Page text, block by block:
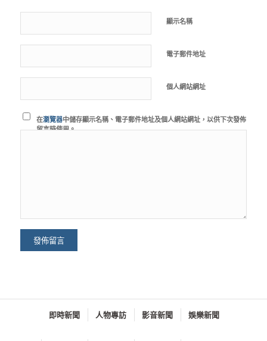
顯示名稱
電子郵件地址
個人網站網址
在瀏覽器中儲存顯示名稱、電子郵件地址及個人網站網址，以供下次發佈
留言時使用。
即時新聞 人物專訪 影音新聞 娛樂新聞